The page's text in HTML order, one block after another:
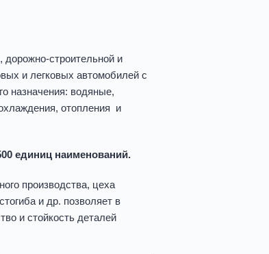
строительной и
и легковых автомобилей с
назначения: водяные,
отопления и
единиц наименований.
производства, цеха
и др. позволяет в
и стойкость деталей